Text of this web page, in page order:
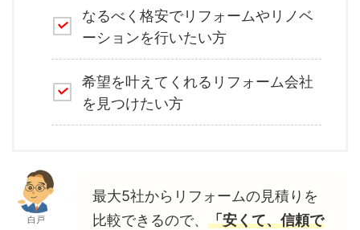
なるべく格安でリフォームやリノベ
ーションを行いたい方
希望を叶えてくれるリフォーム会社
を見つけたい方
白戸
最大5社からリフォームの見積りを
比較できるので、 「安くて、信頼で